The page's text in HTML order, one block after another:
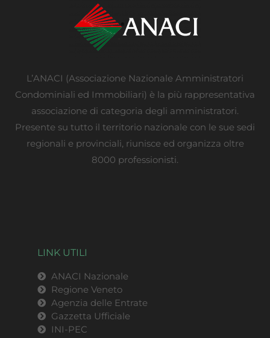
L’ANACI (Associazione Nazionale Amministratori
Condominiali ed Immobiliari) è la più rappresentativa
associazione di categoria degli amministratori.
Presente su tutto il territorio nazionale con le sue sedi
regionali e provinciali, riunisce ed organizza oltre
8000 professionisti.
LINK UTILI
ANACI Nazionale
Regione Veneto
Agenzia delle Entrate
Gazzetta Ufficiale
INI-PEC